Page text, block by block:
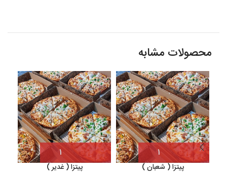
محصولات مشابه
پیتزا ( شعبان )
پیتزا ( غدیر )